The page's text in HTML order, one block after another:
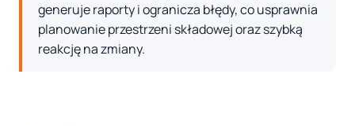
generuje raporty i ogranicza błędy, co usprawnia
planowanie przestrzeni składowej oraz szybką
reakcję na zmiany.